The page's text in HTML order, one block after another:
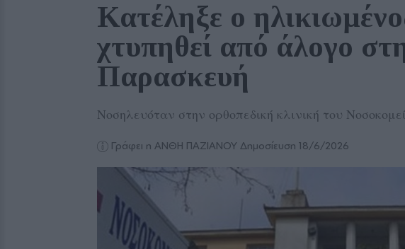
Κατέληξε ο
χτυπηθεί από άλογο
Παρασκευή
Νοσηλευόταν στην ορθοπεδική κλινική του
Γράφει η ΑΝΘΗ ΠΑΖΙΑΝΟΥ Δημοσίευση 18/6/2026